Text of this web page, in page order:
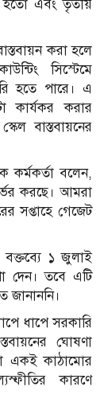
হতো এবং তৃতীয়
করা হলে
সিস্টেমে
হতে পারে। এ
কার্যকর করার
বাস্তবায়নের
কর্মকর্তা বলেন,
করছে। আমরা
সপ্তাহে গেজেট
বক্তব্যে ১ জুলাই
দেন। তবে এটি
জানাননি।
ধাপে সরকারি
ঘোষণা
একই কাঠামোর
কারণে